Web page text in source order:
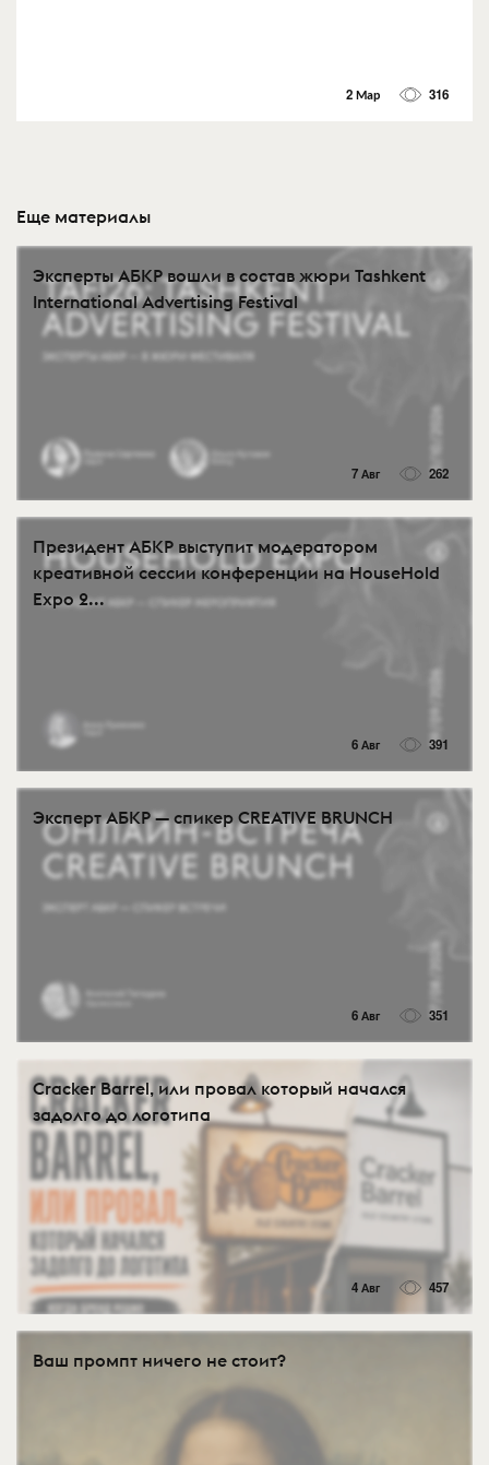
2 Мар 316
Еще материалы
Эксперты АБКР вошли в состав жюри Tashkent
International Advertising Festival
7 Авг 262
Президент АБКР выступит модератором
креативной сессии конференции на HouseHold
Expo 2...
6 Авг 391
Эксперт АБКР — спикер CREATIVE BRUNCH
6 Авг 351
Cracker Barrel, или провал который начался
задолго до логотипа
4 Авг 457
Ваш промпт ничего не стоит?